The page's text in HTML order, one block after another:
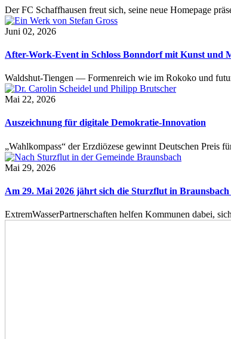
Der FC Schaffhausen freut sich, seine neue Homepage
Juni 02, 2026
After-Work-Event in Schloss Bonndorf mit Kunst und
Waldshut-Tiengen — Formenreich wie im Rokoko und
Mai 22, 2026
Auszeichnung für digitale Demokratie-Innovation
„Wahlkompass“ der Erzdiözese gewinnt Deutschen
Mai 29, 2026
Am 29. Mai 2026 jährt sich die Sturzflut in
ExtremWasserPartnerschaften helfen Kommunen dabei,